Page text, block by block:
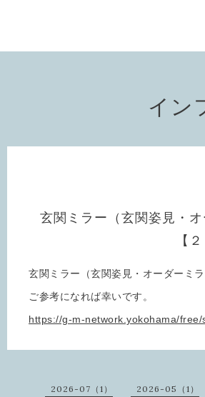
イン
玄関ミラー（玄関姿見・
【
玄関ミラー（玄関姿見・オーダーミ
ご参考になれば幸いです。
https://g-m-network.yokohama/free/
2026-07（1） 2026-05（1）